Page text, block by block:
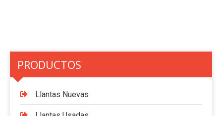
PRODUCTOS
Llantas Nuevas